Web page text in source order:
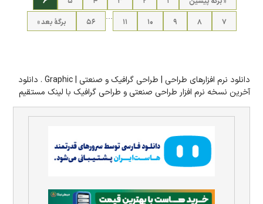
۷ ۸ ۹ ۱۰ ۱۱ ۵۶ برگهٔ بعد »
دانلود نرم افزارهای طراحی | طراحی گرافیک و صنعتی | Graphic . دانلود
آخرین نسخه نرم افزار طراحی صنعتی و طراحی گرافیک با لینک مستقیم